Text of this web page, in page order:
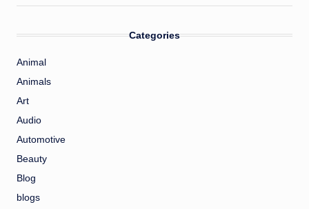
Categories
Animal
Animals
Art
Audio
Automotive
Beauty
Blog
blogs